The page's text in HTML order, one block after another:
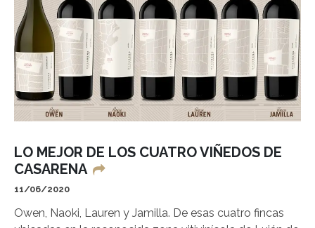
LO MEJOR DE LOS CUATRO VIÑEDOS DE
CASARENA
11/06/2020
Owen, Naoki, Lauren y Jamilla. De esas cuatro fincas